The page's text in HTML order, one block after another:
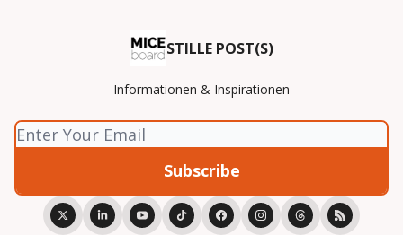
STILLE POST(S)
Informationen & Inspirationen